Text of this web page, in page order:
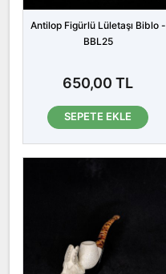
Antilop Figürlü Lületaşı Biblo -
BBL25
650,00 TL
SEPETE EKLE